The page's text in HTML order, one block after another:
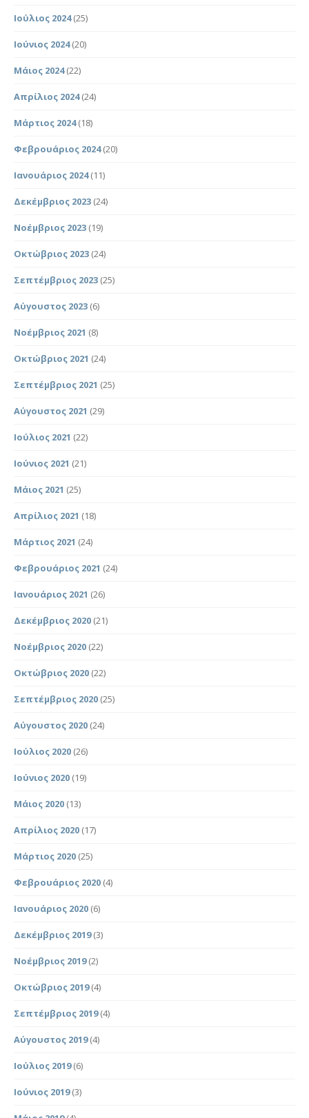
Ιούλιος 2024(25)
Ιούνιος 2024(20)
Μάιος 2024(22)
Απρίλιος 2024(24)
Μάρτιος 2024(18)
Φεβρουάριος 2024(20)
Ιανουάριος 2024(11)
Δεκέμβριος 2023 (24)
Νοέμβριος 2023 (19)
Οκτώβριος 2023 (24)
Σεπτέμβριος 2023 (25)
Αύγουστος 2023 (6)
Νοέμβριος 2021 (8)
Οκτώβριος 2021 (24)
Σεπτέμβριος 2021 (25)
Αύγουστος 2021 (29)
Ιούλιος 2021 (22)
Ιούνιος 2021 (21)
Μάιος 2021 (25)
Απρίλιος 2021 (18)
Μάρτιος 2021 (24)
Φεβρουάριος 2021 (24)
Ιανουάριος 2021 (26)
Δεκέμβριος 2020 (21)
Νοέμβριος 2020 (22)
Οκτώβριος 2020 (22)
Σεπτέμβριος 2020 (25)
Αύγουστος 2020 (24)
Ιούλιος 2020 (26)
Ιούνιος 2020 (19)
Μάιος 2020 (13)
Απρίλιος 2020 (17)
Μάρτιος 2020 (25)
Φεβρουάριος 2020 (4)
Ιανουάριος 2020 (6)
Δεκέμβριος 2019(3)
Νοέμβριος 2019(2)
Οκτώβριος 2019(4)
Σεπτέμβριος 2019(4)
Αύγουστος 2019(4)
Ιούλιος 2019(6)
Ιούνιος 2019(3)